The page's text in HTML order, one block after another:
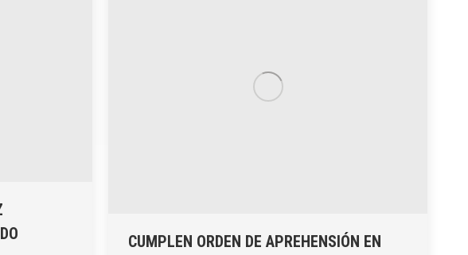
CUMPLEN ORDEN DE APREHENSIÓN EN